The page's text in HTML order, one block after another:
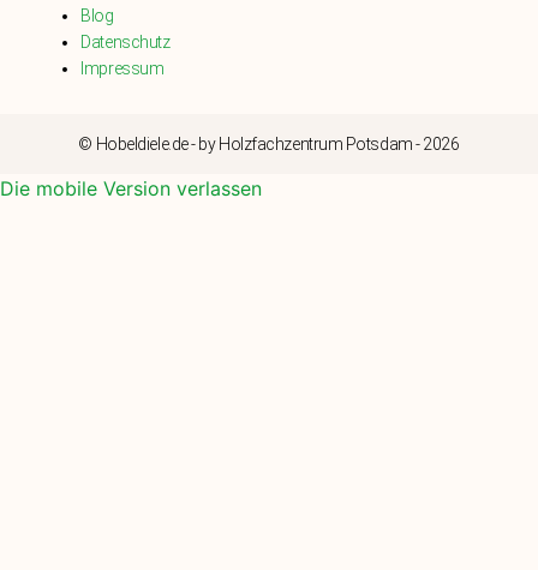
Blog
Datenschutz
Impressum
© Hobeldiele.de - by Holzfachzentrum Potsdam - 2026
Die mobile Version verlassen